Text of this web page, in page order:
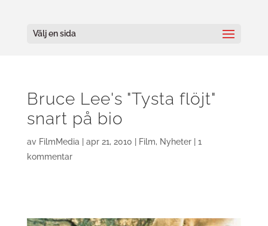
Välj en sida
Bruce Lee's "Tysta flöjt"
snart på bio
av FilmMedia apr 21, 2010 Film, Nyheter| 1
kommentar